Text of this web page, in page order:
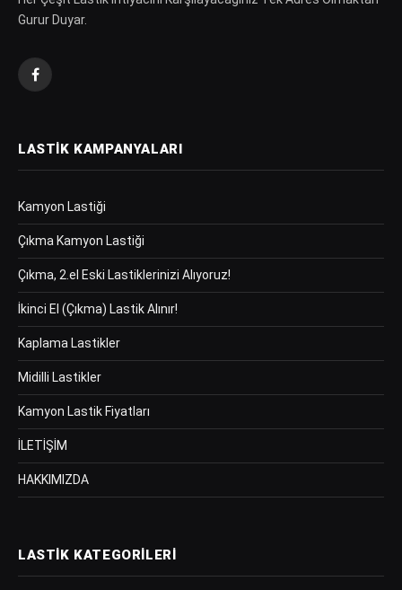
Gurur Duyar.
Facebook
LASTIK KAMPANYALARI
Kamyon Lastiği
Çıkma Kamyon Lastiği
Çıkma, 2.el Eski Lastiklerinizi Alıyoruz!
İkinci El (Çıkma) Lastik Alınır!
Kaplama Lastikler
Midilli Lastikler
Kamyon Lastik Fiyatları
İLETİŞİM
HAKKIMIZDA
LASTIK KATEGORILERI